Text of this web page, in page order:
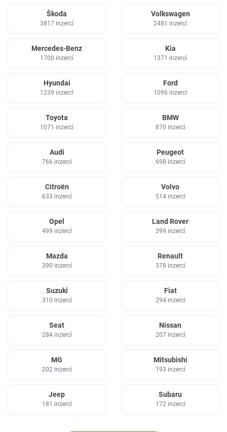
Škoda
3817 inzercí
Volkswagen
2481 inzercí
Mercedes-Benz
1700 inzercí
Kia
1371 inzercí
Hyundai
1239 inzercí
Ford
1096 inzercí
Toyota
1071 inzercí
BMW
870 inzercí
Audi
766 inzercí
Peugeot
698 inzercí
Citroën
633 inzercí
Volvo
514 inzercí
Opel
499 inzercí
Land Rover
399 inzercí
Mazda
390 inzercí
Renault
378 inzercí
Suzuki
310 inzercí
Fiat
294 inzercí
Seat
284 inzercí
Nissan
207 inzercí
MG
202 inzercí
Mitsubishi
193 inzercí
Jeep
181 inzercí
Subaru
172 inzercí